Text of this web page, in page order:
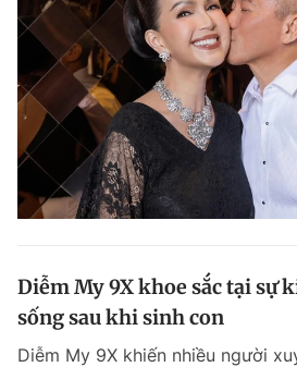
Diễm My 9X khoe sắc tại sự
sống sau khi sinh con
Diễm My 9X khiến nhiều người